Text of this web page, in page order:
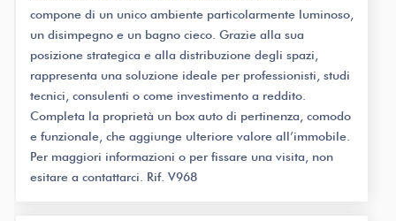
compone di un unico ambiente particolarmente luminoso,
un disimpegno e un bagno cieco. Grazie alla sua
posizione strategica e alla distribuzione degli spazi,
rappresenta una soluzione ideale per professionisti, studi
tecnici, consulenti o come investimento a reddito.
Completa la proprietà un box auto di pertinenza, comodo
e funzionale, che aggiunge ulteriore valore all’immobile.
Per maggiori informazioni o per fissare una visita, non
esitare a contattarci. Rif. V968